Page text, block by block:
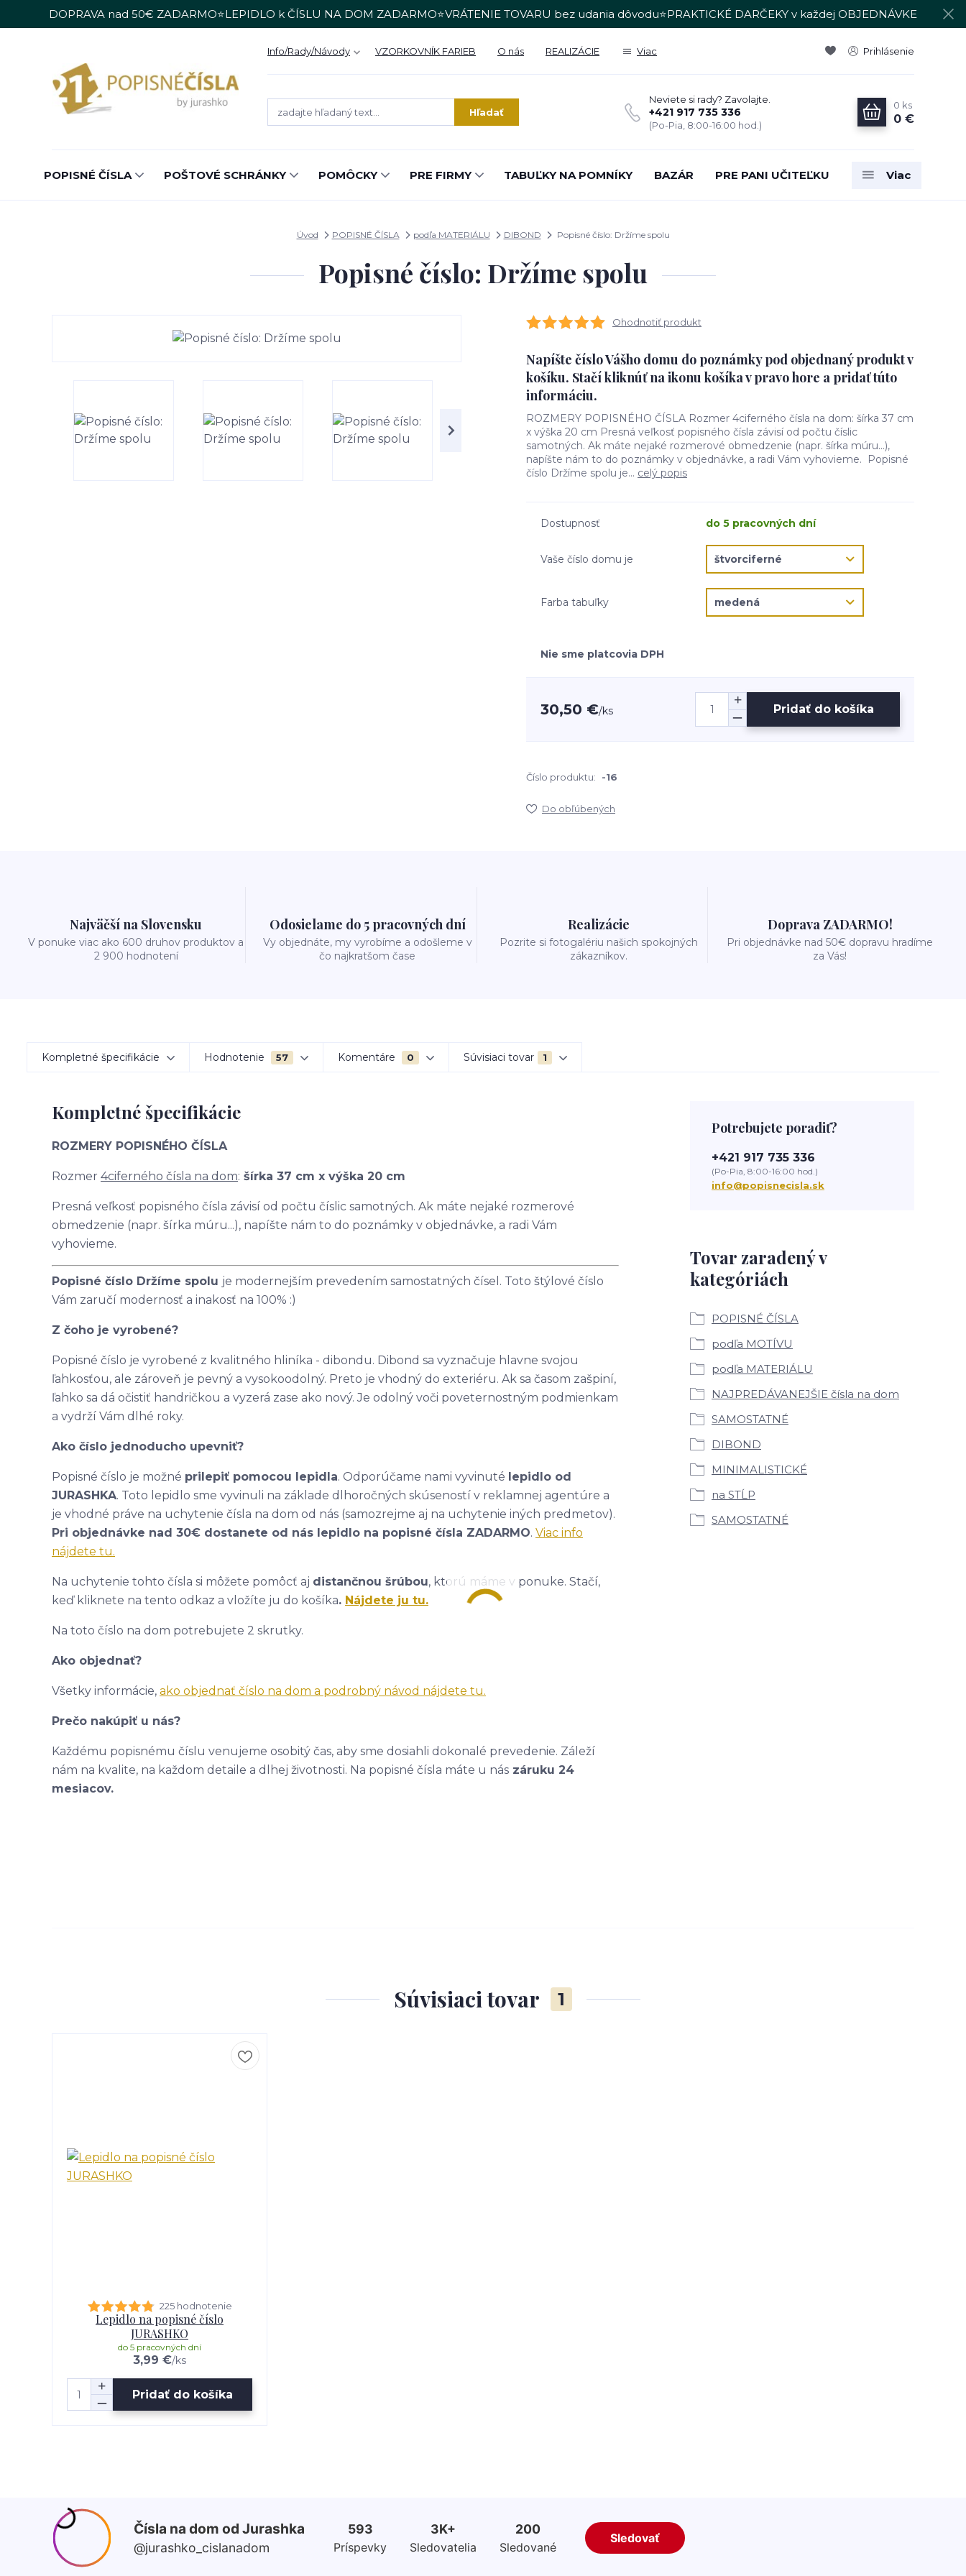
DOPRAVA nad 50€ ZADARMO⭐LEPIDLO k ČÍSLU NA DOM ZADARMO⭐VRÁTENIE TOVARU bez udania dôvodu⭐PRAKTICKÉ DARČEKY v každej OBJEDNÁVKE
Info/Rady/Návody VZORKOVNÍK FARIEB O nás REALIZÁCIE Viac Prihlásenie
Hľadať
Neviete si rady? Zavolajte.
+421 917 735 336
(Po-Pia, 8:00-16:00 hod.)
0 ks
0 €
POPISNÉ ČÍSLA POŠTOVÉ SCHRÁNKY POMÔCKY PRE FIRMY TABUĽKY NA POMNÍKY BAZÁR PRE PANI UČITEĽKU Viac
Úvod POPISNÉ ČÍSLA podľa MATERIÁLU DIBOND Popisné číslo: Držíme spolu
Popisné číslo: Držíme spolu
Ohodnotiť produkt
Napíšte číslo Vášho domu do poznámky pod objednaný produkt v
košíku. Stačí kliknúť na ikonu košíka v pravo hore a pridať túto
informáciu.
ROZMERY POPISNÉHO ČÍSLA Rozmer 4ciferného čísla na dom: šírka 37 cm
x výška 20 cm Presná veľkosť popisného čísla závisí od počtu číslic
samotných. Ak máte nejaké rozmerové obmedzenie (napr. šírka múru...),
napíšte nám to do poznámky v objednávke, a radi Vám vyhovieme. Popisné
číslo Držíme spolu je... celý popis
Dostupnosť do 5 pracovných dní
Vaše číslo domu je
Farba tabuľky
Nie sme platcovia DPH
30,50 €/ks Pridať do košíka
Číslo produktu: -16
Do obľúbených
Najväčší na Slovensku
V ponuke viac ako 600 druhov produktov a
2 900 hodnotení
Odosielame do 5 pracovných dní
Vy objednáte, my vyrobíme a odošleme v
čo najkratšom čase
Realizácie
Pozrite si fotogalériu našich spokojných
zákazníkov.
Doprava ZADARMO!
Pri objednávke nad 50€ dopravu hradíme
za Vás!
Kompletné špecifikácie Hodnotenie 57 Komentáre 0 Súvisiaci tovar 1
Kompletné špecifikácie
ROZMERY POPISNÉHO ČÍSLA
Rozmer 4ciferného čísla na dom: šírka 37 cm x výška 20 cm
Presná veľkosť popisného čísla závisí od počtu číslic samotných. Ak máte nejaké rozmerové
obmedzenie (napr. šírka múru...), napíšte nám to do poznámky v objednávke, a radi Vám
vyhovieme.
Popisné číslo Držíme spolu je modernejším prevedením samostatných čísel. Toto štýlové číslo
Vám zaručí modernosť a inakosť na 100% :)
Z čoho je vyrobené?
Popisné číslo je vyrobené z kvalitného hliníka - dibondu. Dibond sa vyznačuje hlavne svojou
ľahkosťou, ale zároveň je pevný a vysokoodolný. Preto je vhodný do exteriéru. Ak sa časom zašpiní,
ľahko sa dá očistiť handričkou a vyzerá zase ako nový. Je odolný voči poveternostným podmienkam
a vydrží Vám dlhé roky.
Ako číslo jednoducho upevniť?
Popisné číslo je možné prilepiť pomocou lepidla. Odporúčame nami vyvinuté lepidlo od
JURASHKA. Toto lepidlo sme vyvinuli na základe dlhoročných skúseností v reklamnej agentúre a
je vhodné práve na uchytenie čísla na dom od nás (samozrejme aj na uchytenie iných predmetov).
Pri objednávke nad 30€ dostanete od nás lepidlo na popisné čísla ZADARMO. Viac info
nájdete tu.
Na uchytenie tohto čísla si môžete pomôcť aj distančnou šrúbou, ktorú máme v ponuke. Stačí,
keď kliknete na tento odkaz a vložíte ju do košíka. Nájdete ju tu.
Na toto číslo na dom potrebujete 2 skrutky.
Ako objednať?
Všetky informácie, ako objednať číslo na dom a podrobný návod nájdete tu.
Prečo nakúpiť u nás?
Každému popisnému číslu venujeme osobitý čas, aby sme dosiahli dokonalé prevedenie. Záleží
nám na kvalite, na každom detaile a dlhej životnosti. Na popisné čísla máte u nás záruku 24
mesiacov.
Tovar zaradený v
kategóriách
POPISNÉ ČÍSLA
podľa MOTÍVU
podľa MATERIÁLU
NAJPREDÁVANEJŠIE čísla na dom
SAMOSTATNÉ
DIBOND
MINIMALISTICKÉ
na STĹP
SAMOSTATNÉ
Potrebujete poradiť?
+421 917 735 336
(Po-Pia, 8:00-16:00 hod.)
info@popisnecisla.sk
Súvisiaci tovar 1
225 hodnotenie
Lepidlo na popisné číslo
JURASHKO
3,99 €/ks
do 5 pracovných dní
Pridať do košíka